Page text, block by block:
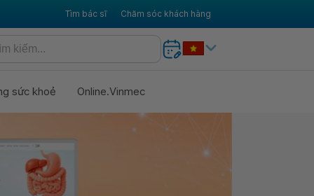
Tìm bác sĩ Chăm sóc khách hàng
sức khoẻ Online.Vinmec